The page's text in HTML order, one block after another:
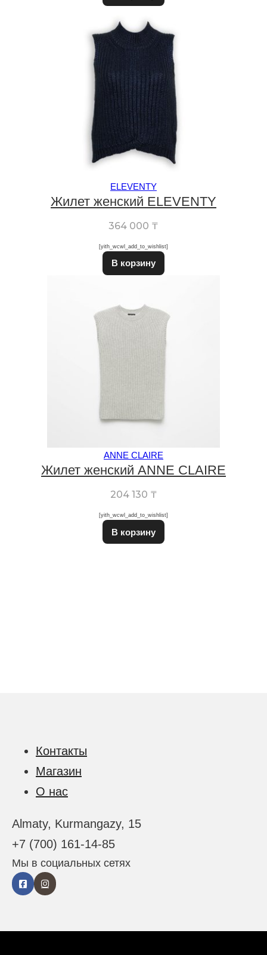
ELEVENTY
Жилет женский ELEVENTY
364 000 ₸
[yith_wcwl_add_to_wishlist]
В корзину Этот товар имеет
ANNE CLAIRE
Жилет женский ANNE CLAIRE
204 130 ₸
[yith_wcwl_add_to_wishlist]
В корзину Этот товар имеет
Контакты
Магазин
О нас
Almaty, Kurmangazy, 15
+7 (700) 161-14-85
Мы в социальных сетях